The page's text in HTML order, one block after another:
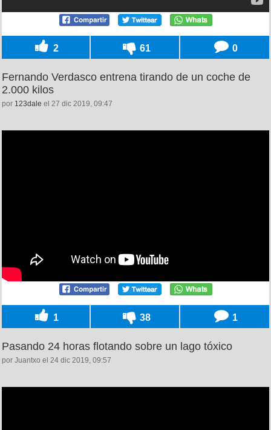
2 61 0
Fernando Verdasco entrena tirando de un coche de
2.000 kilos
por 123dale el 27 dic 2019, 09:47
1 38 1
Pasando 24 horas flotando sobre un lago tóxico
por Juantxo el 24 dic 2019, 09:57